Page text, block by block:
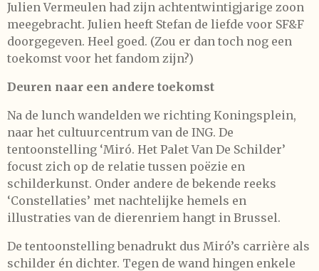
Julien Vermeulen had zijn achtentwintigjarige zoon
meegebracht. Julien heeft Stefan de liefde voor SF&F
doorgegeven. Heel goed. (Zou er dan toch nog een
toekomst voor het fandom zijn?)
Deuren naar een andere toekomst
Na de lunch wandelden we richting Koningsplein,
naar het cultuurcentrum van de ING. De
tentoonstelling ‘Miró. Het Palet Van De Schilder’
focust zich op de relatie tussen poëzie en
schilderkunst. Onder andere de bekende reeks
‘Constellaties’ met nachtelijke hemels en
illustraties van de dierenriem hangt in Brussel.
De tentoonstelling benadrukt dus Miró’s carrière als
schilder én dichter. Tegen de wand hingen enkele